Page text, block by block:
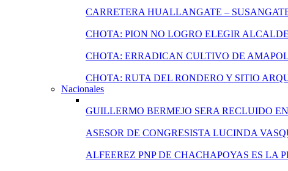
CARRETERA HUALLANGATE –
CHOTA: PION NO LOGRO ELEGIR ALCALDE
CHOTA: ERRADICAN CULTIVO DE
CHOTA: RUTA DEL RONDERO Y SITIO
Nacionales
GUILLERMO BERMEJO SERA RECLUIDO
ASESOR DE CONGRESISTA LUCINDA
ALFEEREZ PNP DE CHACHAPOYAS ES LA